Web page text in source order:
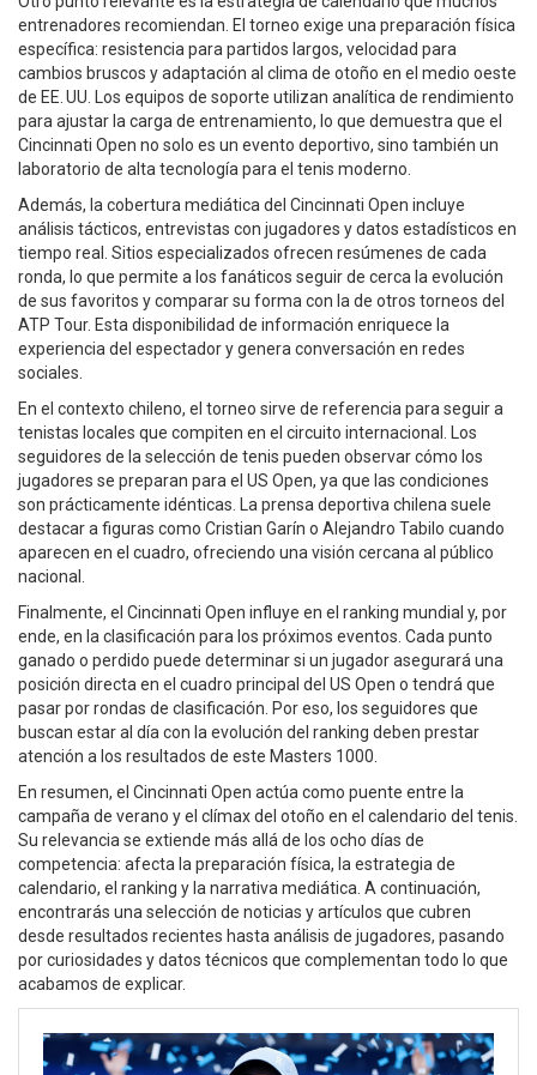
entrenadores recomiendan. El torneo exige una preparación física
específica: resistencia para partidos largos, velocidad para
cambios bruscos y adaptación al clima de otoño en el medio oeste
de EE. UU. Los equipos de soporte utilizan analítica de rendimiento
para ajustar la carga de entrenamiento, lo que demuestra que el
Cincinnati Open no solo es un evento deportivo, sino también un
laboratorio de alta tecnología para el tenis moderno.
Además, la cobertura mediática del Cincinnati Open incluye
análisis tácticos, entrevistas con jugadores y datos estadísticos en
tiempo real. Sitios especializados ofrecen resúmenes de cada
ronda, lo que permite a los fanáticos seguir de cerca la evolución
de sus favoritos y comparar su forma con la de otros torneos del
ATP Tour. Esta disponibilidad de información enriquece la
experiencia del espectador y genera conversación en redes
sociales.
En el contexto chileno, el torneo sirve de referencia para seguir a
tenistas locales que compiten en el circuito internacional. Los
seguidores de la selección de tenis pueden observar cómo los
jugadores se preparan para el US Open, ya que las condiciones
son prácticamente idénticas. La prensa deportiva chilena suele
destacar a figuras como Cristian Garín o Alejandro Tabilo cuando
aparecen en el cuadro, ofreciendo una visión cercana al público
nacional.
Finalmente, el Cincinnati Open influye en el ranking mundial y, por
ende, en la clasificación para los próximos eventos. Cada punto
ganado o perdido puede determinar si un jugador asegurará una
posición directa en el cuadro principal del US Open o tendrá que
pasar por rondas de clasificación. Por eso, los seguidores que
buscan estar al día con la evolución del ranking deben prestar
atención a los resultados de este Masters 1000.
En resumen, el Cincinnati Open actúa como puente entre la
campaña de verano y el clímax del otoño en el calendario del tenis.
Su relevancia se extiende más allá de los ocho días de
competencia: afecta la preparación física, la estrategia de
calendario, el ranking y la narrativa mediática. A continuación,
encontrarás una selección de noticias y artículos que cubren
desde resultados recientes hasta análisis de jugadores, pasando
por curiosidades y datos técnicos que complementan todo lo que
acabamos de explicar.